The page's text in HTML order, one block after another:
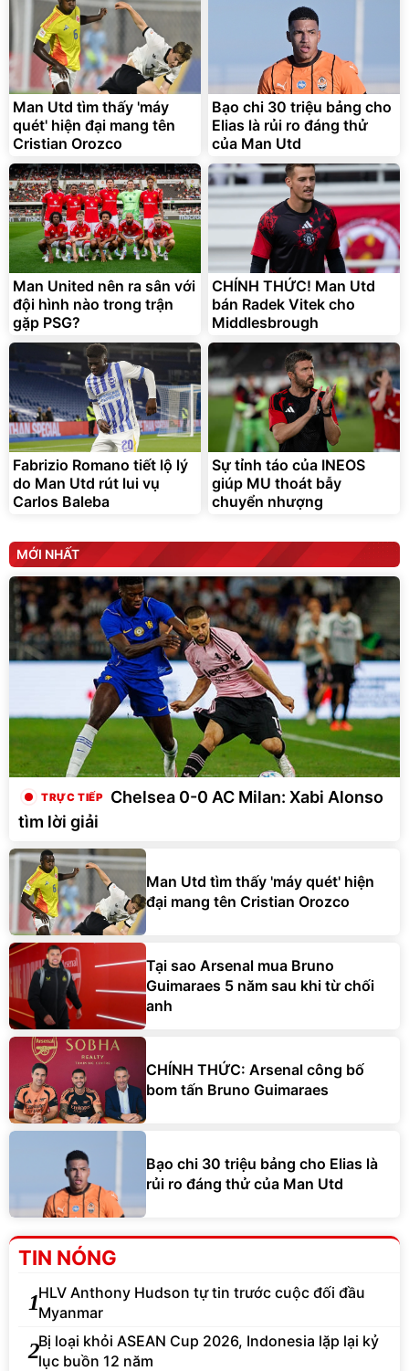
Lót ghế ôtô, nâng lưng
chống nóng giúp thoải mái
trong di chuyển
295.000đ
Đã bán nhiều
Man Utd tìm thấy 'máy
quét' hiện đại mang tên
Cristian Orozco
Bạo chi 30 triệu bảng cho
Elias là rủi ro đáng thử
của Man Utd
Man United nên ra sân với
đội hình nào trong trận
gặp PSG?
CHÍNH THỨC! Man Utd
bán Radek Vitek cho
Middlesbrough
Fabrizio Romano tiết lộ lý
do Man Utd rút lui vụ
Carlos Baleba
Sự tỉnh táo của INEOS
giúp MU thoát bẫy
chuyển nhượng
MỚI NHẤT
Chelsea 0-0 AC Milan: Xabi Alonso
tìm lời giải
Man Utd tìm thấy 'máy quét' hiện
đại mang tên Cristian Orozco
Tại sao Arsenal mua Bruno
Guimaraes 5 năm sau khi từ chối
anh
CHÍNH THỨC: Arsenal công bố
bom tấn Bruno Guimaraes
Bạo chi 30 triệu bảng cho Elias là
rủi ro đáng thử của Man Utd
TIN NÓNG
1HLV Anthony Hudson tự tin trước cuộc đối đầu
Myanmar
2Bị loại khỏi ASEAN Cup 2026, Indonesia lặp lại kỷ
lục buồn 12 năm